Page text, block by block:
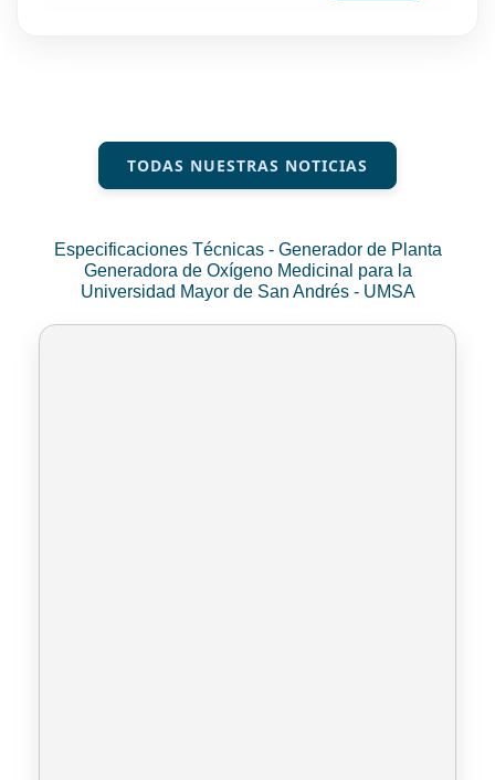
TODAS NUESTRAS NOTICIAS
Especificaciones Técnicas - Generador de Planta
Generadora de Oxígeno Medicinal para la
Universidad Mayor de San Andrés - UMSA